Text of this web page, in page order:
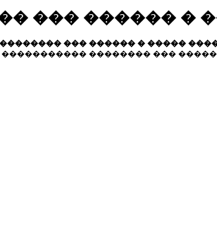
��� ������ �
��� ������ � �����
����������� �������� ���